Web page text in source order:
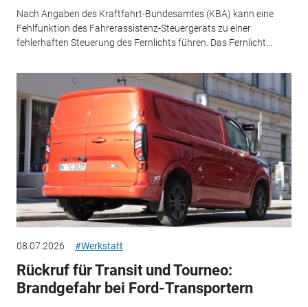
Nach Angaben des Kraftfahrt-Bundesamtes (KBA) kann eine
Fehlfunktion des Fahrerassistenz-Steuergeräts zu einer
fehlerhaften Steuerung des Fernlichts führen. Das Fernlicht...
08.07.2026 #Werkstatt
Rückruf für Transit und Tourneo:
Brandgefahr bei Ford-Transportern